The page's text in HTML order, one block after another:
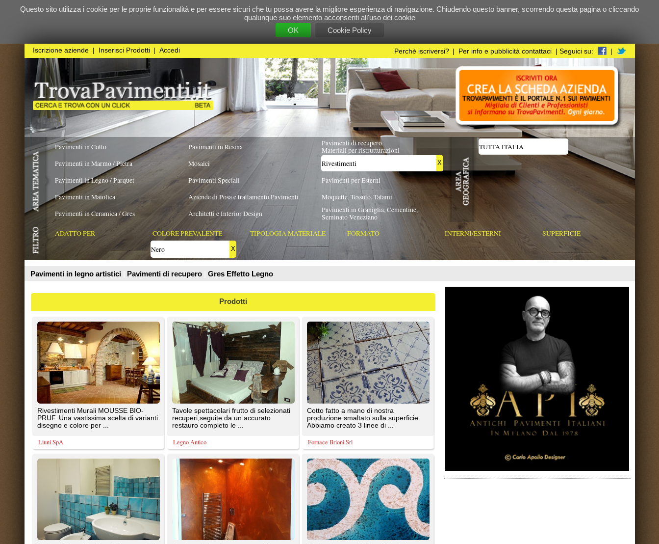
Questo sito utilizza i cookie per le proprie funzionalità e per essere sicuri che tu possa avere la migliore esperienza di navigazione. Chiudendo questo banner, scorrendo questa pagina o cliccando
qualunque suo elemento acconsenti all'uso dei cookie
Cookie Policy
Pavimenti in Cotto
Pavimenti in Marmo / Pietra
Pavimenti in Legno / Parquet
Pavimenti in Ceramica / Gres
Pavimenti in Resina
Pavimenti Speciali
Aziende di Posa e trattamento Pavimenti
Architetti e Interior Design
Pavimenti di recupero
Materiali per ristrutturazioni
Rivestimenti X
Moquette, Tessuto, Tatami
Pavimenti in Graniglia, Cementine,
Seminato Veneziano
TUTTA ITALIA
ADATTO PER
COLORE PREVALENTE
X
TIPOLOGIA MATERIALE INTERNI/ESTERNI SUPERFICIE
Pavimenti in legno artistici Pavimenti di recupero Gres Effetto Legno
Prodotti
Rivestimenti Murali MOUSSE BIO-
PRUF. Una vastissima scelta di varianti
disegno e colore per ...
Liuni SpA
Tavole spettacolari frutto di selezionati
recuperi,seguite da un accurato
restauro completo le ...
Legno Antico
Cotto fatto a mano di nostra
produzione smaltato sulla superficie.
Abbiamo creato 3 linee di ...
Fornace Brioni Srl
a mano. Base in cotto derivante
dall'argilla della ...
Fornace Bernasconi
soffitti. Ideata per creare effetti materici
senza la base di ...
Resine Strutturate
di cotto utilizzando cristalline di 25
colorazioni diverse ...
Cotto Antiqua